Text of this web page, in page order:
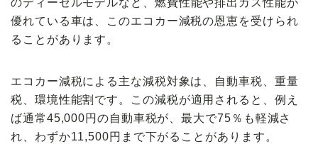
のディーゼルモデルなど、燃費性能や排出ガス性能が
優れている車は、このエコカー減税の恩恵を受けられ
ることがあります。
エコカー減税による主な減税対象は、 自動車税、重量
税、環境性能割 です。この減税が適用されると、例え
ば通常45,000円の自動車税が、最大で75％も軽減さ
れ、わずか11,500円まで下がることがあります。